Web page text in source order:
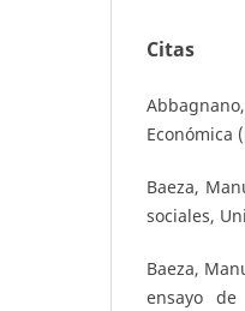
Citas
Económica
Baeza,
sociales,
Baeza,
ensayo